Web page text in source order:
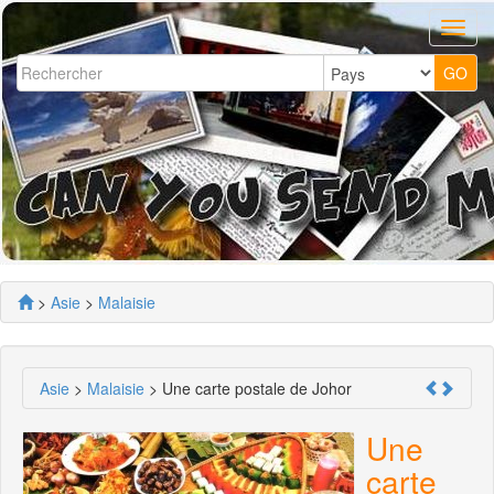
> Asie > Malaisie
Asie > Malaisie > Une carte postale de Johor
Une
carte